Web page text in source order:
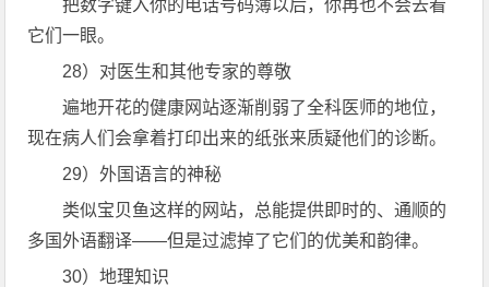
把数字键入你的电话号码簿以后，你再也不会去看
它们一眼。
28）对医生和其他专家的尊敬
遍地开花的健康网站逐渐削弱了全科医师的地位，
现在病人们会拿着打印出来的纸张来质疑他们的诊断。
29）外国语言的神秘
类似宝贝鱼这样的网站，总能提供即时的、通顺的
多国外语翻译——但是过滤掉了它们的优美和韵律。
30）地理知识